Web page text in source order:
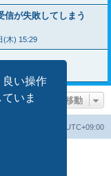
良い操作
いま
信が失敗してしまう
(木) 15:29
ページ移動
UTC+09:00
Limited